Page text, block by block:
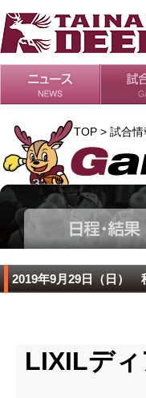
日程・
シーズ
TOP > 試合
2019年9月29日（日）
LIXILデ